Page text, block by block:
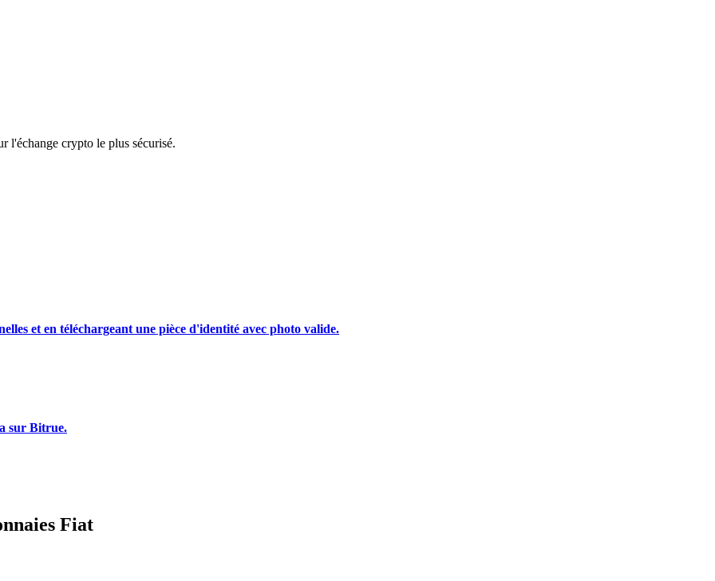
etc.
l'échange crypto le plus sécurisé.
et en téléchargeant une pièce d'identité avec photo valide.
sur Bitrue.
Fiat